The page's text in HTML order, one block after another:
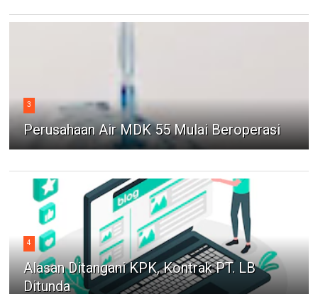
3
Perusahaan Air MDK 55 Mulai Beroperasi
4
Alasan Ditangani KPK, Kontrak PT. LB
Ditunda